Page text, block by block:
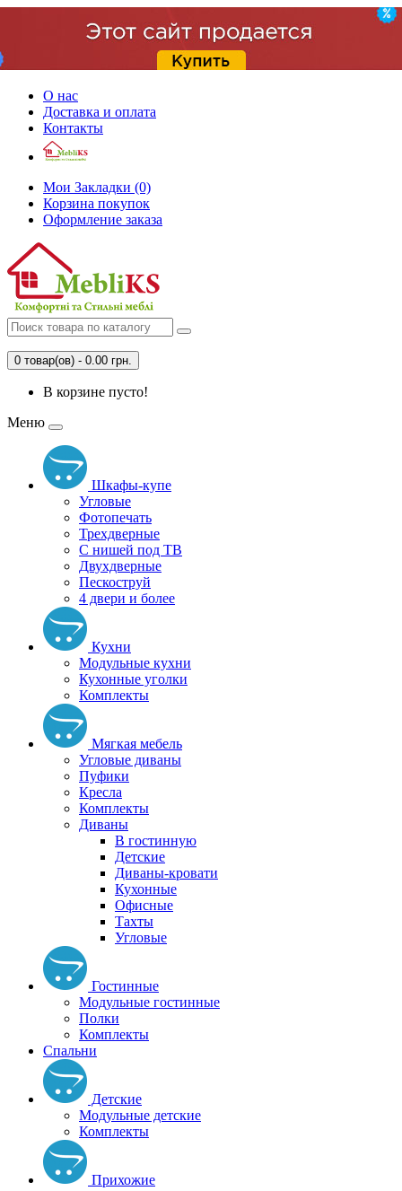
О нас
Доставка и оплата
Контакты
Мои Закладки (0)
Корзина покупок
Оформление заказа
0 товар(ов) - 0.00 грн.
В корзине пусто!
Меню
Шкафы-купе
Угловые
Фотопечать
Трехдверные
С нишей под ТВ
Двухдверные
Пескоструй
4 двери и более
Кухни
Модульные кухни
Кухонные уголки
Комплекты
Мягкая мебель
Угловые диваны
Пуфики
Кресла
Комплекты
Диваны
В гостинную
Детские
Диваны-кровати
Кухонные
Офисные
Тахты
Угловые
Гостинные
Модульные гостинные
Полки
Комплекты
Спальни
Детские
Модульные детские
Комплекты
Прихожие